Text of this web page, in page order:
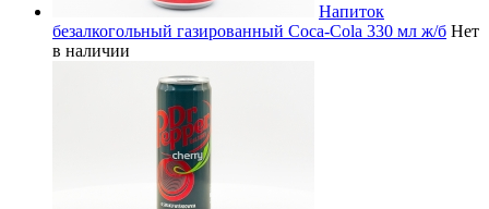
Напиток
безалкогольный газированный Coca-Cola 330 мл ж/б Нет
в наличии